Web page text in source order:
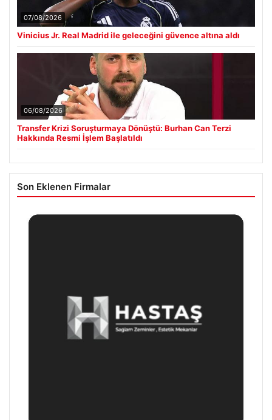
07/08/2026
Vinicius Jr. Real Madrid ile geleceğini güvence altına aldı
06/08/2026
Transfer Krizi Soruşturmaya Dönüştü: Burhan Can Terzi
Hakkında Resmi İşlem Başlatıldı
Son Eklenen Firmalar